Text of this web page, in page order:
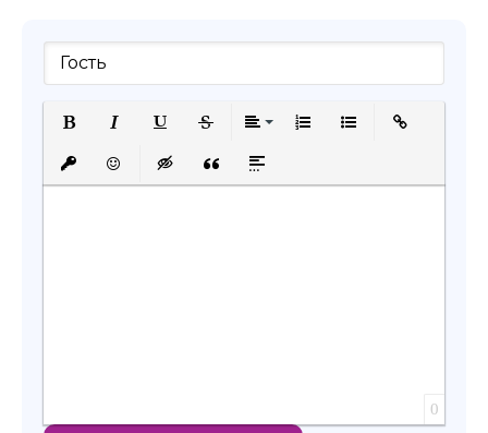
Подчеркнутый
Вставить защищенную ссылку
Вставить смайлик
Вставка скрытого текста
Вставка цитаты
Вставка спойлера
0